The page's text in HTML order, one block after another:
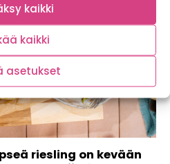
kaikki
kaikki
asetukset
riesling on kevään